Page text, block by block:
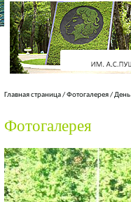
Главная страница/Фотогалерея/
Фотогалерея